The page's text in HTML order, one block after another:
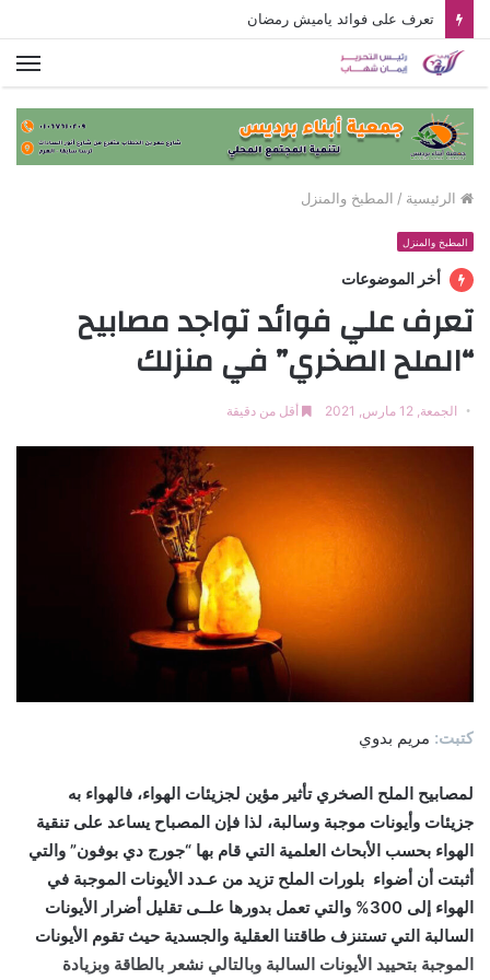
تعرف على فوائد ياميش رمضان
الرئيسية / المطبخ والمنزل
المطبخ والمنزل
أخر الموضوعات
تعرف علي فوائد تواجد مصابيح
“الملح الصخري” في منزلك
الجمعة, 12 مارس, 2021 أقل من دقيقة
كتبت: مريم بدوي
لمصابيح الملح الصخري تأثير مؤين لجزيئات الهواء، فالهواء به
جزيئات وأيونات موجبة وسالبة، لذا فإن المصباح يساعد على تنقية
الهواء بحسب الأبحاث العلمية التي قام بها “جورج دي بوفون” والتي
أثبتت أن أضواء بلورات الملح تزيد من عـدد الأيونات الموجبة في
الهواء إلى 300% والتي تعمل بدورها علــى تقليل أضرار الأيونات
السالبة التي تستنزف طاقتنا العقلية والجسدية حيث تقوم الأيونات
الموجبة بتحييد الأيونات السالبة وبالتالي نشعر بالطاقة وبزيادة